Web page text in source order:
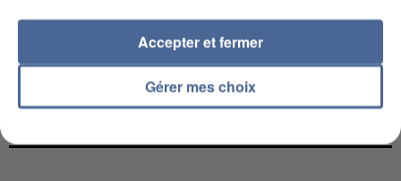
L’UN DES FONDATEURS SUPPOSÉS DE LA DZ
MAFIA INTERPELLÉ EN ALGÉRIE
Gérer mes choix
Accepter et fermer